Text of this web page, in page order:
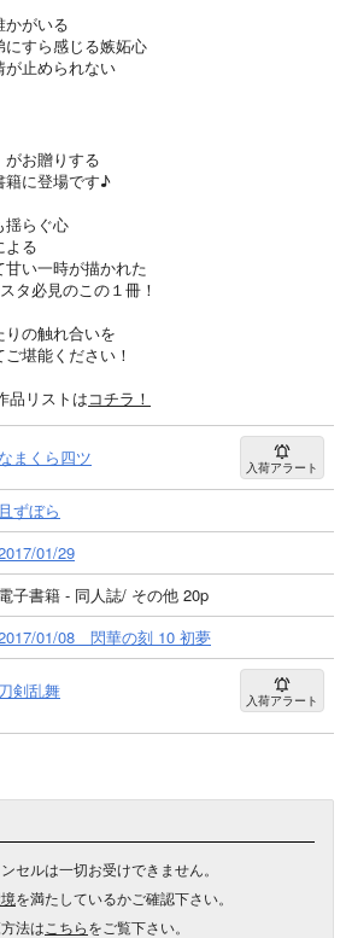
かがいる
にすら感じる嫉妬心
止められない
お贈りする
籍に登場です♪
揺らぐ心
よる
い一時が描かれた
タ必見のこの１冊！
の触れ合いを
堪能ください！
品リストはコチラ！
なまくら四ツ 入荷アラート
且ずぼら
01/29
電子書籍 - 同人誌/ その他 20p
01/08 閃華の刻 10 初夢
刀剣乱舞 入荷アラート
セルは一切お受けできません。
を満たしているかご確認下さい。
法は こちらをご覧下さい。